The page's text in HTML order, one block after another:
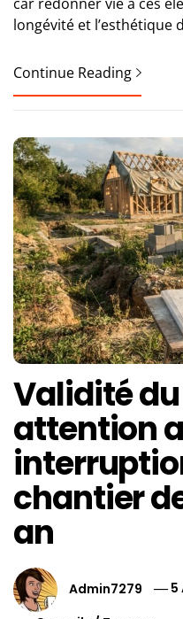
longévité et l’esthétique
Continue Reading
Validité
attention
chantier
an
Admin7279
5